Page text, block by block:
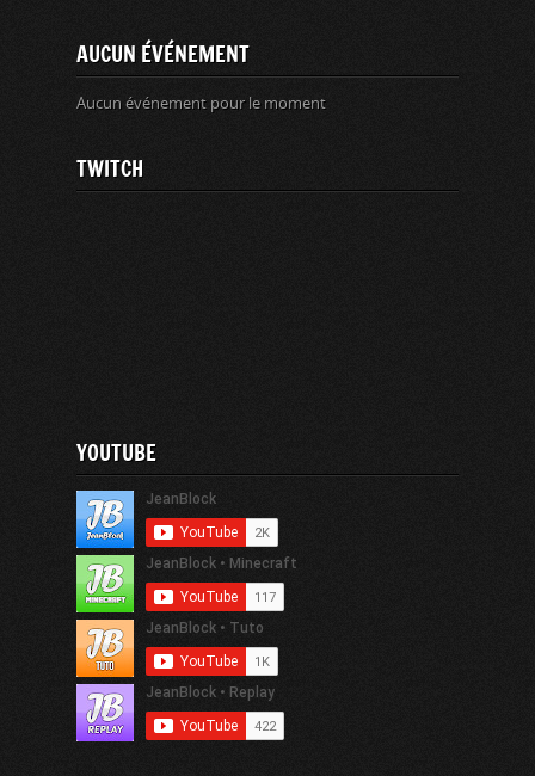
AUCUN ÉVÉNEMENT
Aucun événement pour le moment
TWITCH
YOUTUBE